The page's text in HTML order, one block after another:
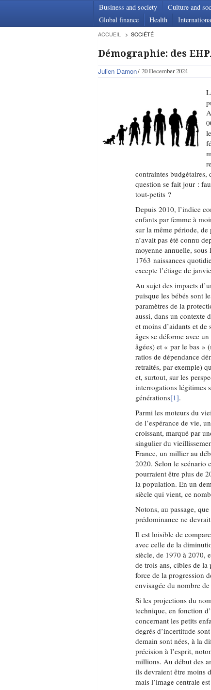
Business and society Culture and
Global finance
Health
ACCUEIL SOCIÉTÉ
Démographie: des
Julien Damon 20 December 2024
contraintes
question se fait jour :
tout-petits ?
Depuis 2010, l’indice
enfants par femme à
sur la même période,
n’avait pas été connu
moyenne annuelle,
1763 naissances
excepte l’étiage de
Au sujet des impacts
puisque les bébés sont
paramètres de la
aussi, dans un contexte
et moins d’aidants et
âges se déforme avec
âgées) et « par le bas »
ratios de dépendance
retraités, par exemple)
et, surtout, sur les
interrogations légitimes
générations[1].
Parmi les moteurs du
de l’espérance de vie,
croissant, marqué par
singulier du
France, un millier au
2020. Selon le scénario
pourraient être plus de
la population. En un
siècle qui vient, ce
Notons, au passage,
prédominance ne
Il est loisible de
avec celle de la
siècle, de 1970 à 2070,
de trois ans, cibles de
force de la progression
envisagée du nombre
Si les projections du
technique, en fonction
concernant les petits
degrés d’incertitude
demain sont nées, à la
précision à l’esprit,
millions. Au début des
ils devraient être moins
mais l’image centrale